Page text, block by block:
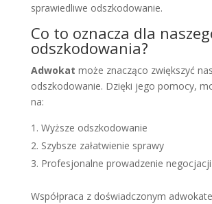
sprawiedliwe odszkodowanie.
Co to oznacza dla
odszkodowania?
Adwokat może znacząco zwiększyć
odszkodowanie. Dzięki jego pomocy,
na:
Wyższe odszkodowanie
Szybsze załatwienie sprawy
Profesjonalne prowadzenie negocjacji
Współpraca z doświadczonym